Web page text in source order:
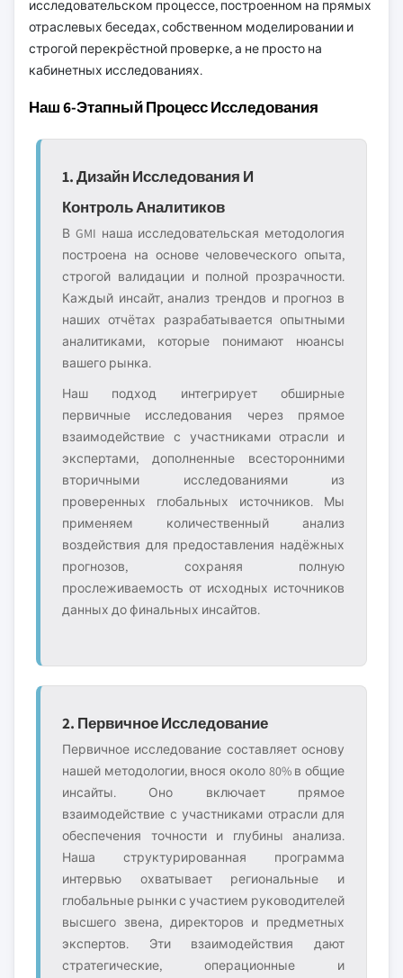
исследовательском процессе, построенном на прямых
отраслевых беседах, собственном моделировании и
строгой перекрёстной проверке, а не просто на
кабинетных исследованиях.
Наш 6-Этапный Процесс Исследования
1. Дизайн Исследования И
Контроль Аналитиков
В GMI наша исследовательская методология
построена на основе человеческого опыта,
строгой валидации и полной прозрачности.
Каждый инсайт, анализ трендов и прогноз в
наших отчётах разрабатывается опытными
аналитиками, которые понимают нюансы
вашего рынка.
Наш подход интегрирует обширные
первичные исследования через прямое
взаимодействие с участниками отрасли и
экспертами, дополненные всесторонними
вторичными исследованиями из
проверенных глобальных источников. Мы
применяем количественный анализ
воздействия для предоставления надёжных
прогнозов, сохраняя полную
прослеживаемость от исходных источников
данных до финальных инсайтов.
2. Первичное Исследование
Первичное исследование составляет основу
нашей методологии, внося около 80% в общие
инсайты. Оно включает прямое
взаимодействие с участниками отрасли для
обеспечения точности и глубины анализа.
Наша структурированная программа
интервью охватывает региональные и
глобальные рынки с участием руководителей
высшего звена, директоров и предметных
экспертов. Эти взаимодействия дают
стратегические, операционные и